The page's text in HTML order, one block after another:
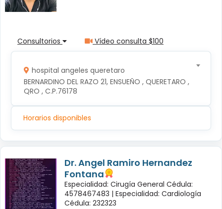
Consultorios Vídeo consulta $100
hospital angeles queretaro
BERNARDINO DEL RAZO 21, ENSUEÑO , QUERETARO ,
QRO , C.P.76178
Horarios disponibles
Dr. Angel Ramiro Hernandez
Fontana
Especialidad: Cirugía General Cédula:
4578467483 | Especialidad: Cardiología
Cédula: 232323